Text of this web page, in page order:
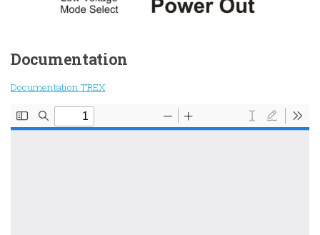
Documentation
Documentation T’REX